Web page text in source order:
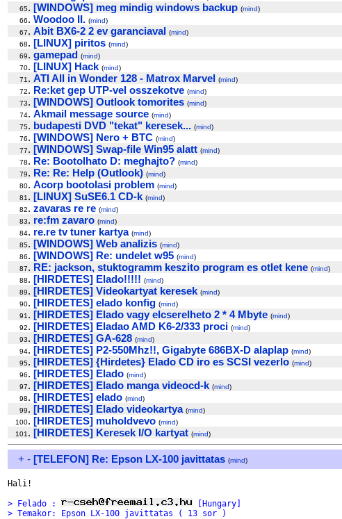
65. [WINDOWS] meg mindig windows backup (mind)
66. Woodoo II. (mind)
67. Abit BX6-2 2 ev garanciaval (mind)
68. [LINUX] piritos (mind)
69. gamepad (mind)
70. [LINUX] Hack (mind)
71 . ATI All in Wonder 128 - Matrox Marvel (mind)
72. Re:ket gep UTP-vel osszekotve (mind)
73. [WINDOWS] Outlook tomorites (mind)
74. Akmail message source (mind)
75. budapesti DVD "tekat" keresek... (mind)
76. [WINDOWS] Nero + BTC (mind)
77. [WINDOWS] Swap-file Win95 alatt (mind)
78. Re: Bootolhato D: meghajto? (mind)
79. Re: Re: Help (Outlook) (mind)
80. Acorp bootolasi problem (mind)
81 . [LINUX] SuSE6.1 CD-k (mind)
82. zavaras re re (mind)
83. re:fm zavaro (mind)
84. re.re tv tuner kartya (mind)
85. [WINDOWS] Web analizis (mind)
86. [WINDOWS] Re: undelet w95 (mind)
87. RE: jackson, stuktogramm keszito program es otlet kene (mind)
88. [HIRDETES] Elado!!!!! (mind)
89. [HIRDETES] Videokartyat keresek (mind)
90. [HIRDETES] elado konfig (mind)
91 . [HIRDETES] Elado vagy elcserelheto 2 * 4 Mbyte (mind)
92. [HIRDETES] Eladao AMD K6-2/333 proci (mind)
93. [HIRDETES] GA-628 (mind)
94. [HIRDETES] P2-550Mhz!!, Gigabyte 686BX-D alaplap (mind)
95. [HIRDETES] {Hirdetes} Elado CD iro es SCSI vezerlo (mind)
96. [HIRDETES] Elado (mind)
97. [HIRDETES] Elado manga videocd-k (mind)
98. [HIRDETES] elado (mind)
99. [HIRDETES] Elado videokartya (mind)
100. [HIRDETES] muholdvevo (mind)
101 . [HIRDETES] Keresek I/O kartyat (mind)
+ - [TELEFON] Re: Epson LX-100 javittatas (mind)
Hali!
> Felado :
[Hungary]
> Temakor: Epson LX-100 javittatas ( 13 sor )